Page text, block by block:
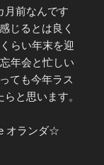
月前なんです
じるとは良く
らい年末を迎
年会と忙しい
ても今年ラス
と思います。
オランダ☆